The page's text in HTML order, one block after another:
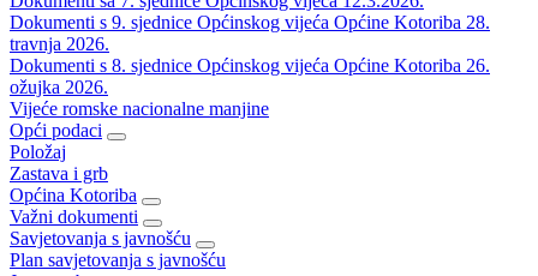
Dokumenti s 9. sjednice Općinskog vijeća Općine Kotoriba 28.
travnja 2026.
Dokumenti s 8. sjednice Općinskog vijeća Općine Kotoriba 26.
ožujka 2026.
Vijeće romske nacionalne manjine
Opći podaci
Položaj
Zastava i grb
Općina Kotoriba
Važni dokumenti
Savjetovanja s javnošću
Plan savjetovanja s javnošću